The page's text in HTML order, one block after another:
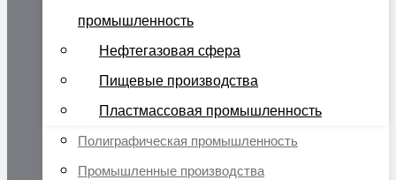
промышленность
Нефтегазовая сфера
Пищевые производства
Пластмассовая промышленность
Полиграфическая промышленность
Промышленные производства